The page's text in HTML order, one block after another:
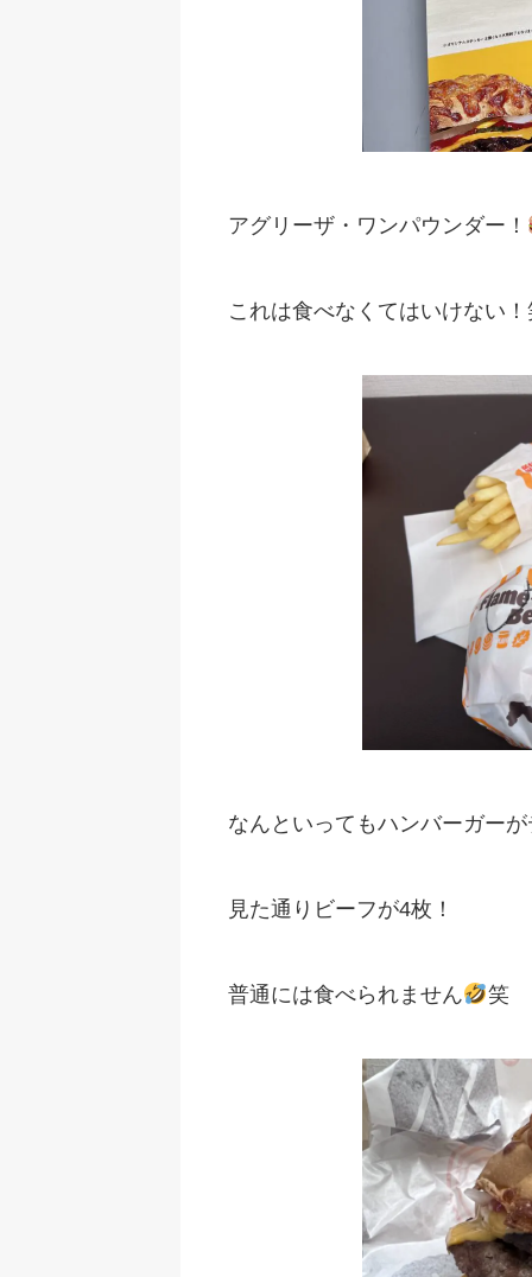
アグリーザ・ワンパウンダー！
これは食べなくてはいけない！
なんといってもハンバーガー
見た通りビーフが4枚！
普通には食べられません 笑